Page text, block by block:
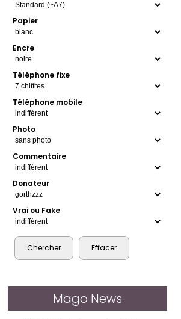
Papier
Encre
Téléphone fixe
Téléphone mobile
Photo
Commentaire
Donateur
Vrai ou Fake
Mago News